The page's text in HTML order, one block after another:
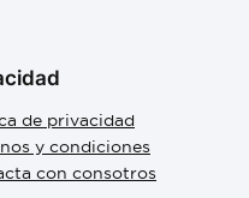
de privacidad
y condiciones
con consotros